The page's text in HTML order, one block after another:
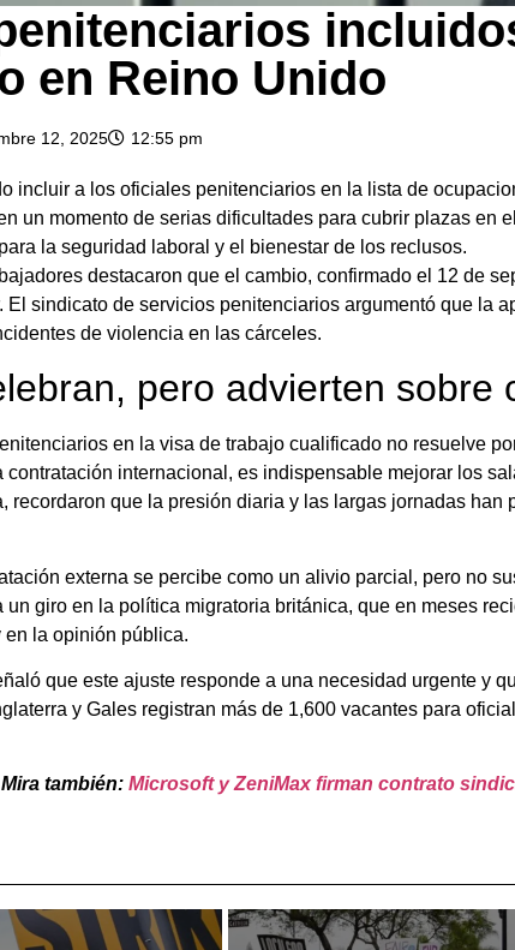
en Reino Unido
12, 2025 12:55 pm
incluir a los oficiales penitenciarios en la lista de
un momento de serias dificultades para cubrir plazas en
la seguridad laboral y el bienestar de los reclusos.
destacaron que el cambio, confirmado el 12 de
El sindicato de servicios penitenciarios argumentó que la
de violencia en las cárceles.
pero advierten sobre
en la visa de trabajo cualificado no resuelve
internacional, es indispensable mejorar los
recordaron que la presión diaria y las largas jornadas
externa se percibe como un alivio parcial, pero no
un giro en la política migratoria británica, que en meses
la opinión pública.
que este ajuste responde a una necesidad urgente y
y Gales registran más de 1,600 vacantes para
también: Microsoft y ZeniMax firman contrato